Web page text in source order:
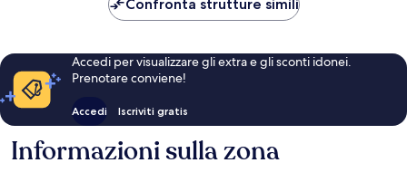
Confronta strutture simili
Accedi per visualizzare gli extra e gli sconti idonei.
Prenotare conviene!
Accedi Iscriviti gratis
Informazioni sulla zona